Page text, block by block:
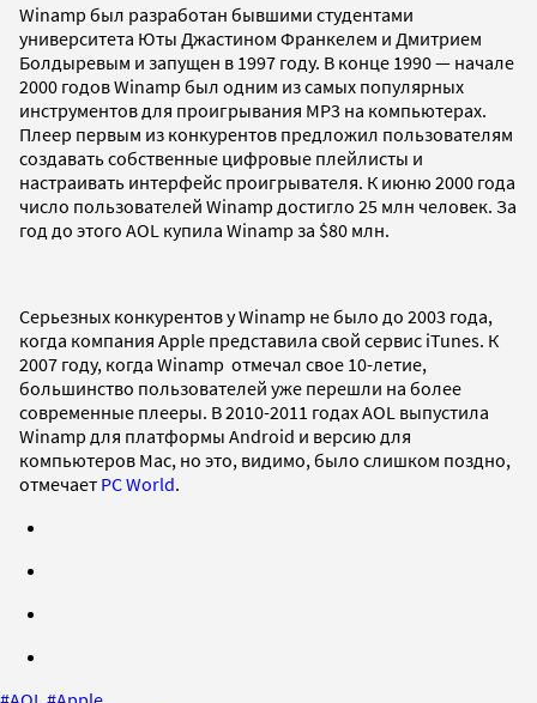
Winamp был разработан бывшими студентами
университета Юты Джастином Франкелем и Дмитрием
Болдыревым и запущен в 1997 году. В конце 1990 — начале
2000 годов Winamp был одним из самых популярных
инструментов для проигрывания MP3 на компьютерах.
Плеер первым из конкурентов предложил пользователям
создавать собственные цифровые плейлисты и
настраивать интерфейс проигрывателя. К июню 2000 года
число пользователей Winamp достигло 25 млн человек. За
год до этого AOL купила Winamp за $80 млн.
Серьезных конкурентов у Winamp не было до 2003 года,
когда компания Apple предcтавила свой сервис iTunes. К
2007 году, когда Winamp отмечал свое 10-летие,
большинство пользователей уже перешли на более
современные плееры. В 2010-2011 годах AOL выпустила
Winamp для платформы Android и версию для
компьютеров Mac, но это, видимо, было слишком поздно,
отмечает PC World.